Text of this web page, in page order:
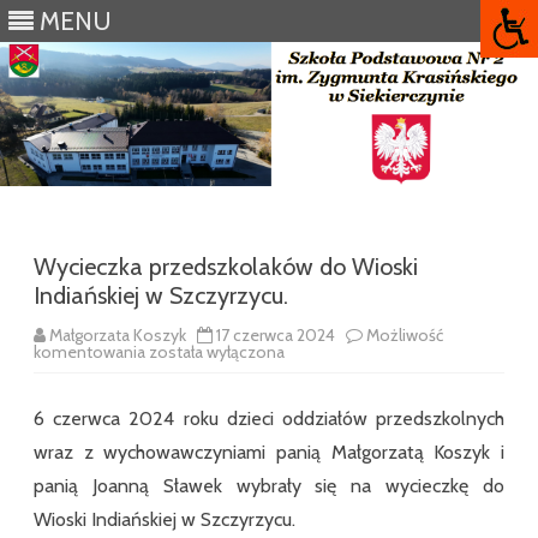
MENU
Wycieczka przedszkolaków do Wioski
Indiańskiej w Szczyrzycu.
Małgorzata Koszyk 17 czerwca 2024 Możliwość
komentowania Wycieczka
przedszkolaków
Indiańskiej
Szczyrzycu.
została wyłączona
6 czerwca 2024 roku dzieci oddziałów przedszkolnych
wraz z wychowawczyniami panią Małgorzatą Koszyk i
panią Joanną Sławek wybrały się na wycieczkę do
Wioski Indiańskiej w Szczyrzycu.